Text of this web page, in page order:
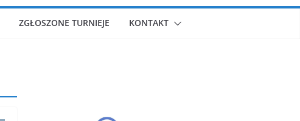
ZGŁOSZONE TURNIEJE KONTAKT